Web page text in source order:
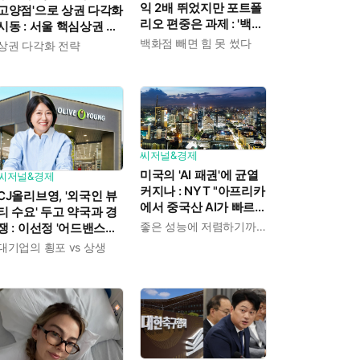
양점'으로 상권 다각화
동 : 서울 핵심상권 벗
나 복합쇼핑몰 첫 진
권 다각화 전략
익 2배 뛰었지만 포트폴
리오 편중은 과제 : '백화
점 홀로 벌어 전사 먹여
백화점 빼면 힘 못 썼다
저널&경제
올리브영, '외국인 뷰
수요' 두고 약국과 경
: 이선정 '어드밴스드
마'로 주도권 이어간다
기업의 횡포 vs 상생
씨저널&경제
미국의 'AI 패권'에 균열
커지나 : NYT "아프리카
에서 중국산 AI가 빠르게
확산하고 있다"
좋은 성능에 저렴하기까지